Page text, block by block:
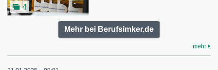
4
Mehr bei Berufsimker.de
mehr